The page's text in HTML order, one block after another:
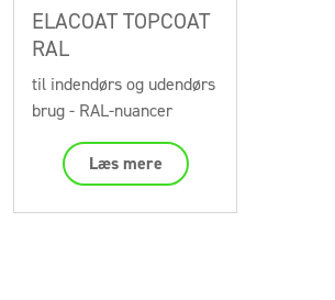
ELACOAT TOPCOAT
RAL
til indendørs og udendørs
brug - RAL-nuancer
Læs mere